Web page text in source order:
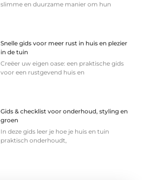
slimme en duurzame manier om hun
Snelle gids voor meer rust in huis en plezier
in de tuin
Creëer uw eigen oase: een praktische gids
voor een rustgevend huis en
Gids & checklist voor onderhoud, styling en
groen
In deze gids leer je hoe je huis en tuin
praktisch onderhoudt,